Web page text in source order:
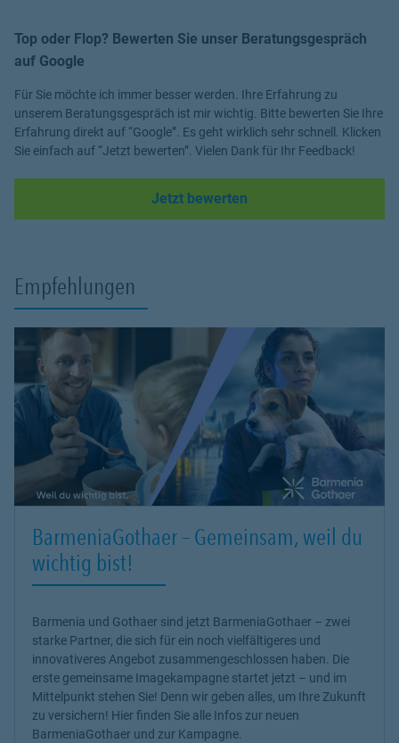
Implantate und moderne Behandlungen.
Sichern Sie Ihr Einkommen zuverlässig ab – für den Fall, dass Sie
Ihren Beruf nicht mehr ausüben können.
👵 Altersvorsorge & Rente
🏠Hausratversicherung
🏡 Wohngebäudeversicherung
Wasser und Unwetter.
Haftpflicht- & Rechtsschutzversicherung
Schützen Sie sich vor finanziellen Risiken und sichern Sie Ihre
rechtlichen Interessen.
Kfz-Versicherung
Flexibler und zuverlässiger Schutz für Ihr Fahrzeug – individuell
auf Ihre Bedürfnisse zugeschnitten.
Damit Ihr Tier im Ernstfall bestens versorgt ist – ohne finanzielle
Sorgen.
🏢 Für Gewerbekunden & Unternehmer
Schutz vor Personen-, Sach- und Vermögensschäden – für
maximale Sicherheit im Geschäftsalltag.
📦Firmeninhaltsversicherung
Absicherung Ihrer betrieblichen Werte bei Feuer, Einbruch oder
Wasserschäden.
Top oder Flop? Bewerten Sie unser Beratungsgespräch
auf Google
Für Sie möchte ich immer besser werden. Ihre Erfahrung zu
unserem Beratungsgespräch ist mir wichtig. Bitte bewerten Sie Ihre
Erfahrung direkt auf “Google”. Es geht wirklich sehr schnell. Klicken
Sie einfach auf “Jetzt bewerten”. Vielen Dank für Ihr Feedback!
Jetzt bewerten
Empfehlungen
BarmeniaGothaer – Gemeinsam, weil du
wichtig bist!
Barmenia und Gothaer sind jetzt BarmeniaGothaer – zwei
starke Partner, die sich für ein noch vielfältigeres und
innovativeres Angebot zusammengeschlossen haben. Die
erste gemeinsame Imagekampagne startet jetzt – und im
Mittelpunkt stehen Sie! Denn wir geben alles, um Ihre Zukunft
zu versichern! Hier finden Sie alle Infos zur neuen
BarmeniaGothaer und zur Kampagne.